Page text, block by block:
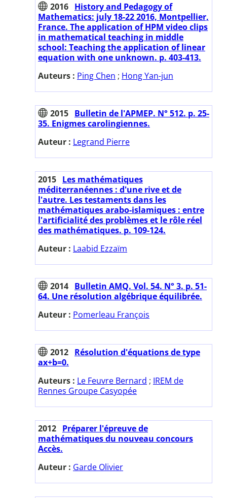
2016 History and Pedagogy of
Mathematics: july 18-22 2016, Montpellier,
France. The application of HPM video clips
in mathematical teaching in middle
school: Teaching the application of linear
equation with one unknown. p. 403-413.
Auteurs : Ping Chen ; Hong Yan-jun
2015 Bulletin de l'APMEP. N° 512. p. 25-
35. Enigmes carolingiennes.
Auteur : Legrand Pierre
2015 Les mathématiques
méditerranéennes : d'une rive et de
l'autre. Les testaments dans les
mathématiques arabo-islamiques : entre
l'artificialité des problèmes et le rôle réel
des mathématiques. p. 109-124.
Auteur : Laabid Ezzaïm
2014 Bulletin AMQ. Vol. 54. N° 3. p. 51-
64. Une résolution algébrique équilibrée.
Auteur : Pomerleau François
2012 Résolution d'équations de type
ax+b=0.
Auteurs : Le Feuvre Bernard ; IREM de
Rennes Groupe Casyopée
2012 Préparer l'épreuve de
mathématiques du nouveau concours
Accès.
Auteur : Garde Olivier